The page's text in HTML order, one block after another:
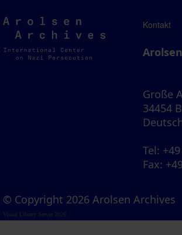
Arolsen
Archives
Kontakt
Große
34454
Tel:
Fax:
© Copyright 2026 Arolsen Archives
Visual Library Server 2026